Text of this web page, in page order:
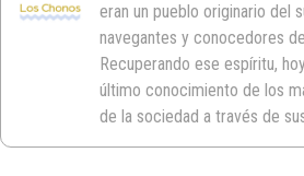
eran un pueblo originario del
navegantes y conocedores
Recuperando ese espíritu,
último conocimiento de los
de la sociedad a través de